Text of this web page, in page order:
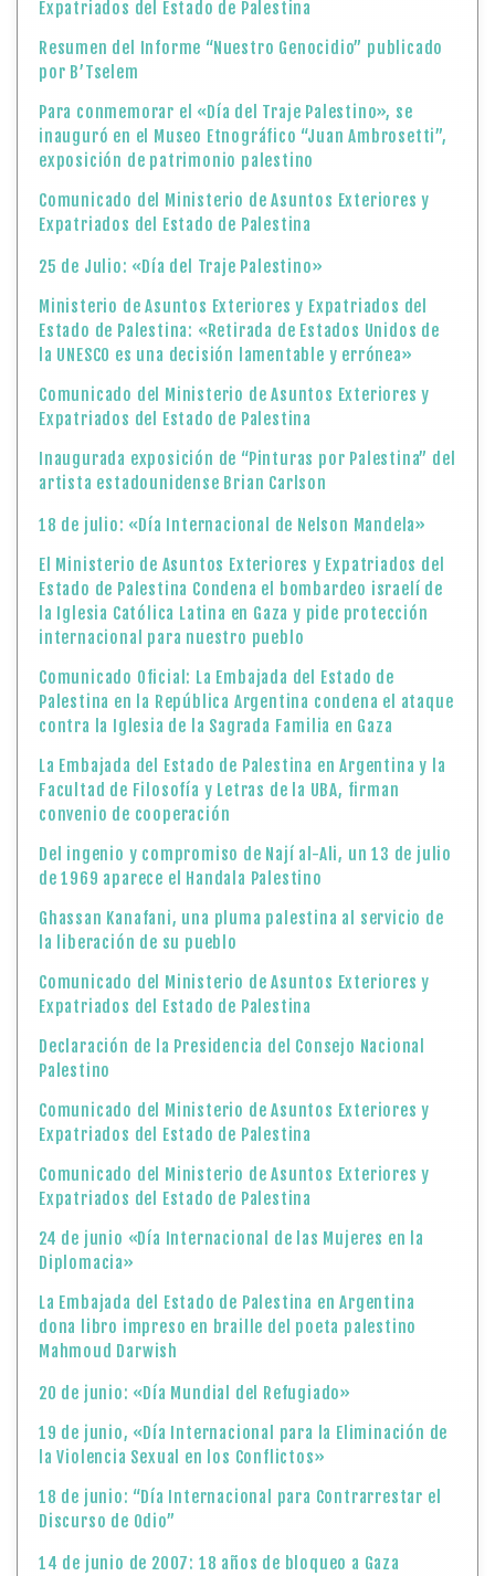
Expatriados del Estado de Palestina
Resumen del Informe “Nuestro Genocidio” publicado
por B’Tselem
Para conmemorar el «Día del Traje Palestino», se
inauguró en el Museo Etnográfico “Juan Ambrosetti”,
exposición de patrimonio palestino
Comunicado del Ministerio de Asuntos Exteriores y
Expatriados del Estado de Palestina
25 de Julio: «Día del Traje Palestino»
Ministerio de Asuntos Exteriores y Expatriados del
Estado de Palestina: «Retirada de Estados Unidos de
la UNESCO es una decisión lamentable y errónea»
Comunicado del Ministerio de Asuntos Exteriores y
Expatriados del Estado de Palestina
Inaugurada exposición de “Pinturas por Palestina” del
artista estadounidense Brian Carlson
18 de julio: «Día Internacional de Nelson Mandela»
El Ministerio de Asuntos Exteriores y Expatriados del
Estado de Palestina Condena el bombardeo israelí de
la Iglesia Católica Latina en Gaza y pide protección
internacional para nuestro pueblo
Comunicado Oficial: La Embajada del Estado de
Palestina en la República Argentina condena el ataque
contra la Iglesia de la Sagrada Familia en Gaza
La Embajada del Estado de Palestina en Argentina y la
Facultad de Filosofía y Letras de la UBA, firman
convenio de cooperación
Del ingenio y compromiso de Nají al-Ali, un 13 de julio
de 1969 aparece el Handala Palestino
Ghassan Kanafani, una pluma palestina al servicio de
la liberación de su pueblo
Comunicado del Ministerio de Asuntos Exteriores y
Expatriados del Estado de Palestina
Declaración de la Presidencia del Consejo Nacional
Palestino
Comunicado del Ministerio de Asuntos Exteriores y
Expatriados del Estado de Palestina
Comunicado del Ministerio de Asuntos Exteriores y
Expatriados del Estado de Palestina
24 de junio «Día Internacional de las Mujeres en la
Diplomacia»
La Embajada del Estado de Palestina en Argentina
dona libro impreso en braille del poeta palestino
Mahmoud Darwish
20 de junio: «Día Mundial del Refugiado»
19 de junio, «Día Internacional para la Eliminación de
la Violencia Sexual en los Conflictos»
18 de junio: “Día Internacional para Contrarrestar el
Discurso de Odio”
14 de junio de 2007: 18 años de bloqueo a Gaza